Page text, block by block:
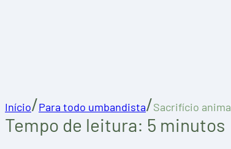
Início/Para todo umbandista/Sacrifício
Tempo de leitura: 5 minutos